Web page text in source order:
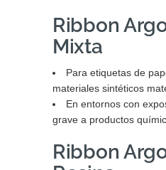
Ribbon
Mixta
Para etiquetas de
materiales sintéticos
En entornos con
grave a productos
Ribbon